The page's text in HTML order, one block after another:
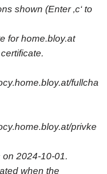
shown (Enter ‚c‘ to
for home.bloy.at
fullcha
privke
2024-10-01.
when the